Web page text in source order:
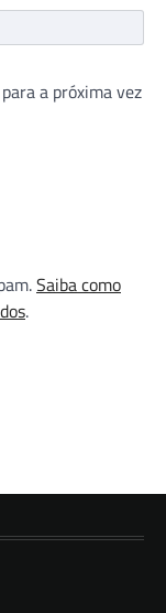
a próxima vez
Saiba como
.